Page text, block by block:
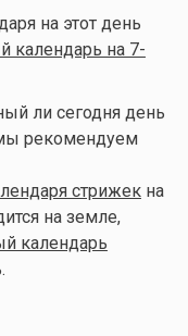
на этот день
календарь на 7-
ли сегодня день
рекомендуем
стрижекна
на земле,
календарь